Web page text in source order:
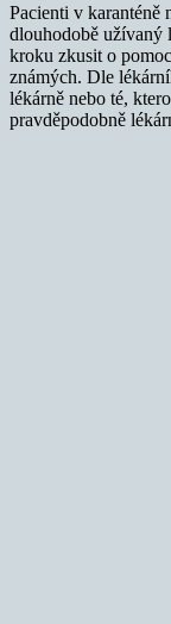
Pacienti v karanténě
dlouhodobě užívaný
kroku zkusit o
známých. Dle
lékárně nebo té,
pravděpodobně